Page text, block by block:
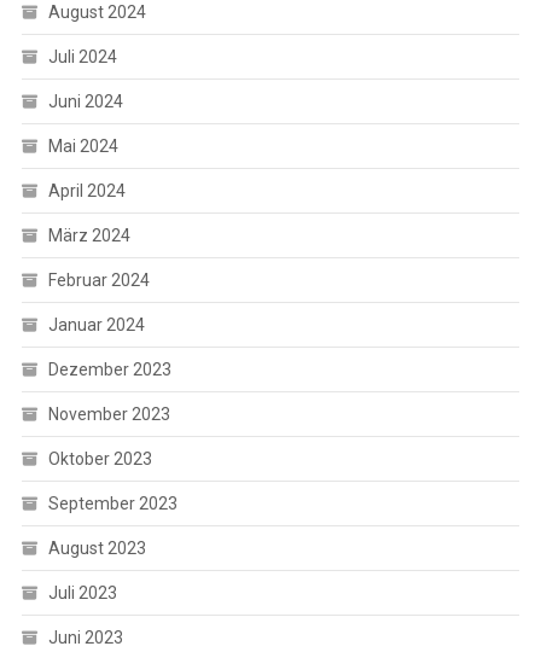
August 2024
Juli 2024
Juni 2024
Mai 2024
April 2024
März 2024
Februar 2024
Januar 2024
Dezember 2023
November 2023
Oktober 2023
September 2023
August 2023
Juli 2023
Juni 2023